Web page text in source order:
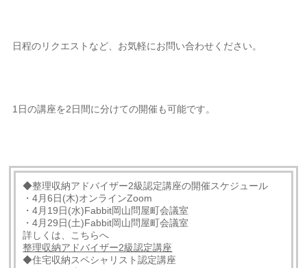
日程のリクエストなど、お気軽にお問い合わせください。
1日の講座を2日間に分けての開催も可能です。
◆整理収納アドバイザー2級認定講座の開催スケジュール
・4月6日(木)オンラインZoom
・4月19日(水)Fabbit岡山問屋町会議室
・4月29日(土)Fabbit岡山問屋町会議室
詳しくは、こちらへ
整理収納アドバイザー2級認定講座
◆住宅収納スペシャリスト認定講座